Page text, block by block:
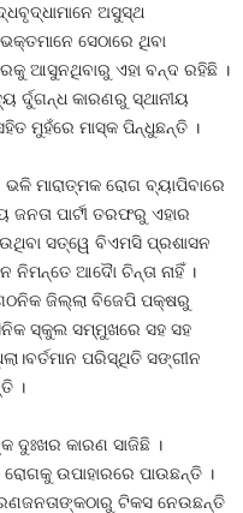
ଅସୁସ୍ଥ
ସେଠାରେ ଥିବା
ଆସୁନଥିବାରୁ ଏହା ବନ୍ଦ ରହିଛି ।
କାରଣରୁ ସ୍ଥାନୀୟ
ମୁହଁରେ ମାସ୍କ ପିନ୍ଧୁଛନ୍ତି ।
ମାରାତ୍ମକ ରୋଗ ବ୍ୟାପିବାରେ
ଜନତା ପାର୍ଟୀ ତରଫରୁ ଏହାର
ସତ୍ୱେ ବିଏମସି ପ୍ରଶାସନ
ନିମନ୍ତେ ଆଦୈା ଚିନ୍ତା ନାହିଁ ।
ଜିଲ୍ଲା ବିଜେପି ପକ୍ଷରୁ
ସ୍କୁଲ ସମ୍ମୁଖରେ ସହ ସହ
ପରିସ୍ଥିତି ସଙ୍ଗୀନ
।
ଦୁଃଖର କାରଣ ସାଜିଛି ।
ଉପାହାରରେ ପାଉଛନ୍ତି ।
ଟିକସ ନେଉଛନ୍ତି